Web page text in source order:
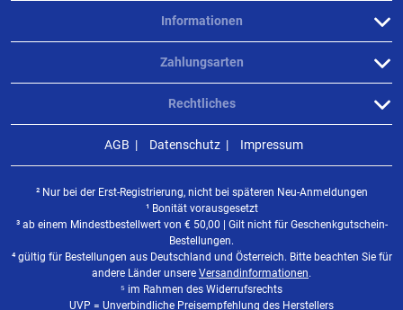
Informationen
Rechtliches
Zahlungsarten
AGB Datenschutz Impressum
² Nur bei der Erst-Registrierung, nicht bei späteren Neu-Anmeldungen
¹ Bonität vorausgesetzt
³ ab einem Mindestbestellwert von € 50,00 | Gilt nicht für Geschenkgutschein-
Bestellungen.
⁴ gültig für Bestellungen aus Deutschland und Österreich. Bitte beachten Sie für
andere Länder unsere Versandinformationen.
⁵ im Rahmen des Widerrufsrechts
UVP = Unverbindliche Preisempfehlung des Herstellers